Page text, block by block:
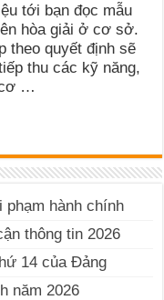
tới bạn đọc mẫu
hòa giải ở cơ sở.
theo quyết định sẽ
thu các kỹ năng,
cơ …
phạm hành chính
thông tin 2026
14 của Đảng
năm 2026